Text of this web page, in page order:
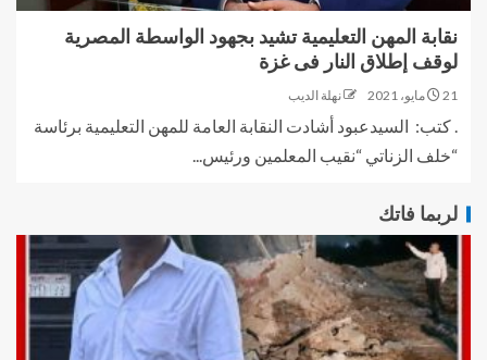
نقابة المهن التعليمية تشيد بجهود الواسطة المصرية
لوقف إطلاق النار فى غزة
21 مايو، 2021 نهلة الديب
. كتب: السيدعبود أشادت النقابة العامة للمهن التعليمية برئاسة
“خلف الزناتي “نقيب المعلمين ورئيس...
لربما فاتك